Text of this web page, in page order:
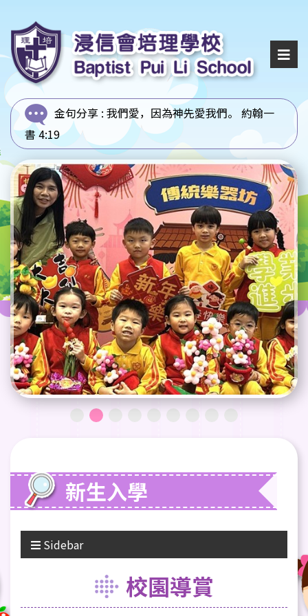
金句分享 : 我們愛，因為神先愛我們。 約翰一
書 4:19
新生入學
Sidebar
校園導賞